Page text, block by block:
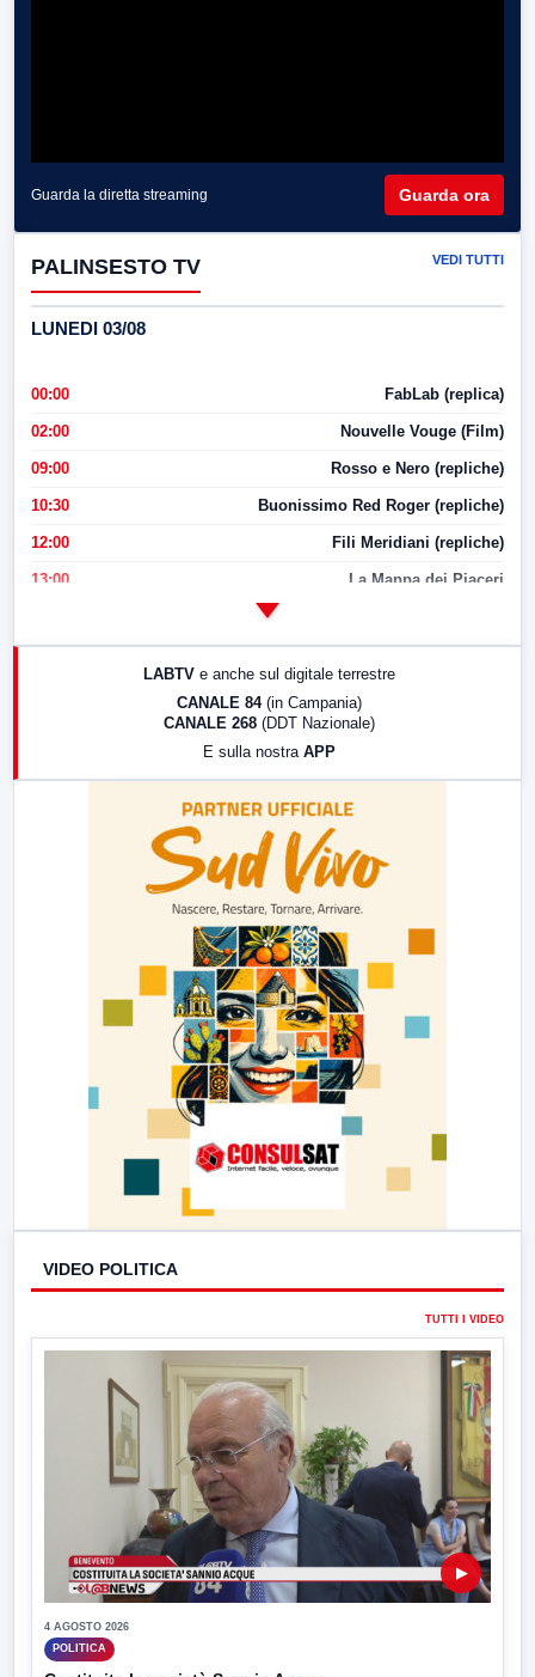
Guarda la diretta streaming Guarda ora
PALINSESTO TV VEDI TUTTI
LUNEDI 03/08
00:00 FabLab (replica)
02:00 Nouvelle Vouge (Film)
09:00 Rosso e Nero (repliche)
10:30 Buonissimo Red Roger (repliche)
12:00 Fili Meridiani (repliche)
13:00 La Mappa dei Piaceri
LABTV e anche sul digitale terrestre
CANALE 84 (in Campania)
CANALE 268 (DDT Nazionale)
E sulla nostra APP
VIDEO POLITICA
TUTTI I VIDEO
▶
4 AGOSTO 2026
POLITICA